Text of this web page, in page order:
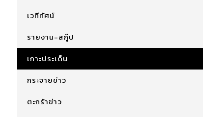
เวทีทัศน์
รายงาน-สกู๊ป
เกาะประเด็น
กระจายข่าว
ตะกร้าข่าว